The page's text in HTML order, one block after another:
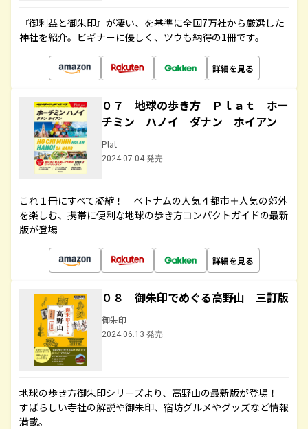
『御利益と御朱印』が凄い、を基準に全国7万社から厳選した
神社を紹介。ビギナーに優しく、ツウも納得の1冊です。
詳細を見る
０７ 地球の歩き方 Ｐｌａｔ ホー
チミン ハノイ ダナン ホイアン
Plat
2024.07.04 発売
これ１冊にすべて凝縮！ ベトナムの人気４都市＋人気の郊外
を楽しむ、携帯に便利な地球の歩き方コンパクトガイドの最新
版が登場
詳細を見る
０８ 御朱印でめぐる高野山 三訂版
御朱印
2024.06.13 発売
地球の歩き方御朱印シリーズより、高野山の最新版が登場！
すばらしい寺社の解説や御朱印、宿坊グルメやグッズなど情報
満載。